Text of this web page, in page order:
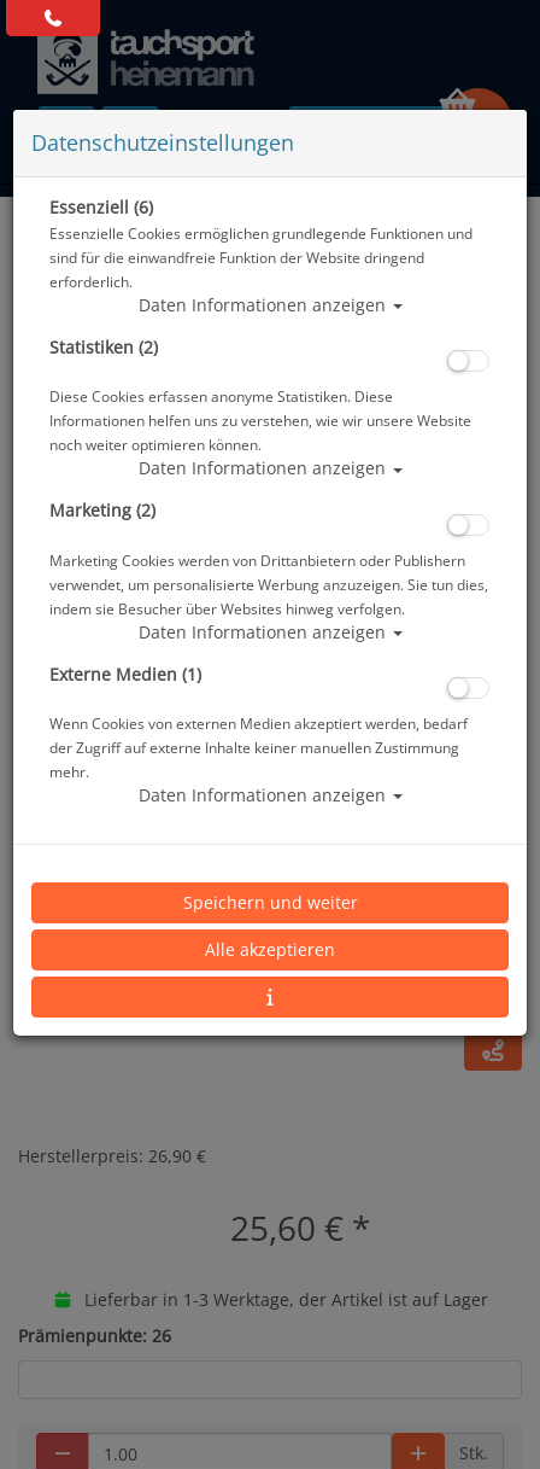
Alle Artikel zeigen aus: Tarierjackets - Zubehör
Hydros - Mini D-Ring Set
Artikelnr.: scu-21746002
Herstellerpreis: 26,90 €
25,60 € *
Lieferbar in 1-3 Werktage, der Artikel ist auf Lager
Prämienpunkte: 26
Stk.
Datenschutzeinstellungen
Essenziell (6)
Essenzielle Cookies ermöglichen grundlegende Funktionen und
sind für die einwandfreie Funktion der Website dringend
erforderlich.
Daten Informationen anzeigen
Statistiken (2)
Diese Cookies erfassen anonyme Statistiken. Diese
Informationen helfen uns zu verstehen, wie wir unsere Website
noch weiter optimieren können.
Daten Informationen anzeigen
Marketing (2)
Marketing Cookies werden von Drittanbietern oder Publishern
verwendet, um personalisierte Werbung anzuzeigen. Sie tun dies,
indem sie Besucher über Websites hinweg verfolgen.
Daten Informationen anzeigen
Externe Medien (1)
Wenn Cookies von externen Medien akzeptiert werden, bedarf
der Zugriff auf externe Inhalte keiner manuellen Zustimmung
mehr.
Daten Informationen anzeigen
Speichern und weiter
Alle akzeptieren